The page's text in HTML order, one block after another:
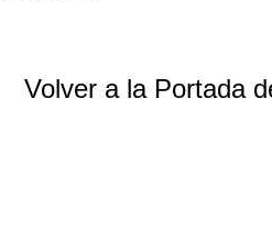
Volver a la Portada